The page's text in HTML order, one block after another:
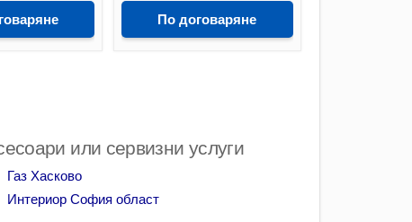
По договаряне
или сервизни услуги
Газ Хасково
Интериор София област